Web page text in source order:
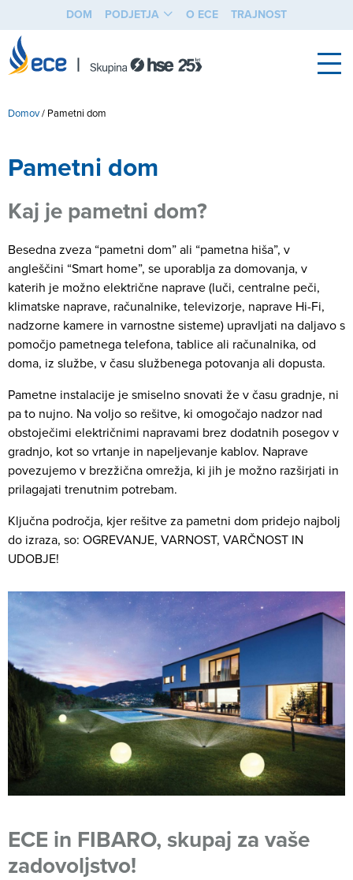
DOM PODJETJA O ECE TRAJNOST
Domov/ Pametni dom
Pametni dom
Kaj je pametni dom?
Besedna zveza “pametni dom” ali “pametna hiša”, v
angleščini “Smart home”, se uporablja za domovanja, v
katerih je možno električne naprave (luči, centralne peči,
klimatske naprave, računalnike, televizorje, naprave Hi-Fi,
nadzorne kamere in varnostne sisteme) upravljati na daljavo s
pomočjo pametnega telefona, tablice ali računalnika, od
doma, iz službe, v času službenega potovanja ali dopusta.
Pametne instalacije je smiselno snovati že v času gradnje, ni
pa to nujno. Na voljo so rešitve, ki omogočajo nadzor nad
obstoječimi električnimi napravami brez dodatnih posegov v
gradnjo, kot so vrtanje in napeljevanje kablov. Naprave
povezujemo v brezžična omrežja, ki jih je možno razširjati in
prilagajati trenutnim potrebam.
Ključna področja, kjer rešitve za pametni dom pridejo najbolj
do izraza, so: OGREVANJE, VARNOST, VARČNOST IN
UDOBJE!
ECE in FIBARO, skupaj za vaše
zadovoljstvo!